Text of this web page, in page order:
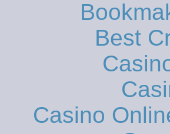
Best
Casino